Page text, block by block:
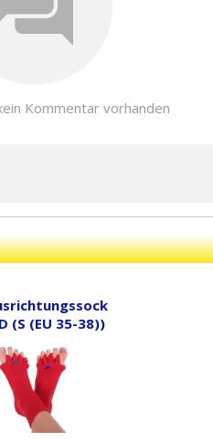
Kommentar vorhanden
(S (EU 35-38))